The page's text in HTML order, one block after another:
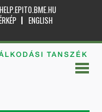
HELP.EPITO.BME.HU
ENGLISH
TANSZÉK